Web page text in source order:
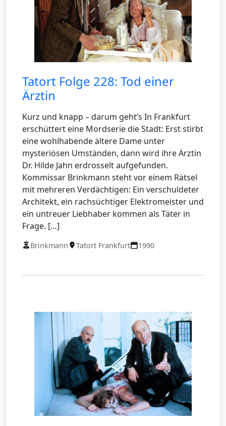
Tatort Folge 228: Tod einer
Ärztin
Kurz und knapp – darum geht’s In Frankfurt
erschüttert eine Mordserie die Stadt: Erst stirbt
eine wohlhabende ältere Dame unter
mysteriösen Umständen, dann wird ihre Ärztin
Dr. Hilde Jahn erdrosselt aufgefunden.
Kommissar Brinkmann steht vor einem Rätsel
mit mehreren Verdächtigen: Ein verschuldeter
Architekt, ein rachsüchtiger Elektromeister und
ein untreuer Liebhaber kommen als Täter in
Frage. […]
Brinkmann Tatort Frankfurt 1990